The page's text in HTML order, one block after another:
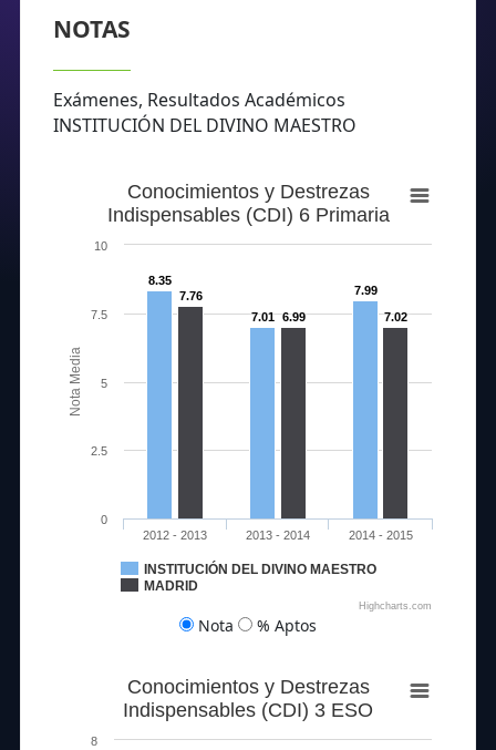
NOTAS
Exámenes, Resultados Académicos
INSTITUCIÓN DEL DIVINO MAESTRO
Nota Media
Conocimientos y Destrezas
Indispensables (CDI) 6 Primaria
8.35
7.01
7.99
7.76
6.99
7.02
INSTITUCIÓN DEL DIVINO MAESTRO
MADRID
2012 - 2013 2013 - 2014 2014 - 2015
0
2.5
5
7.5
10
Highcharts.com
Nota % Aptos
Conocimientos y Destrezas
Indispensables (CDI) 3 ESO
8